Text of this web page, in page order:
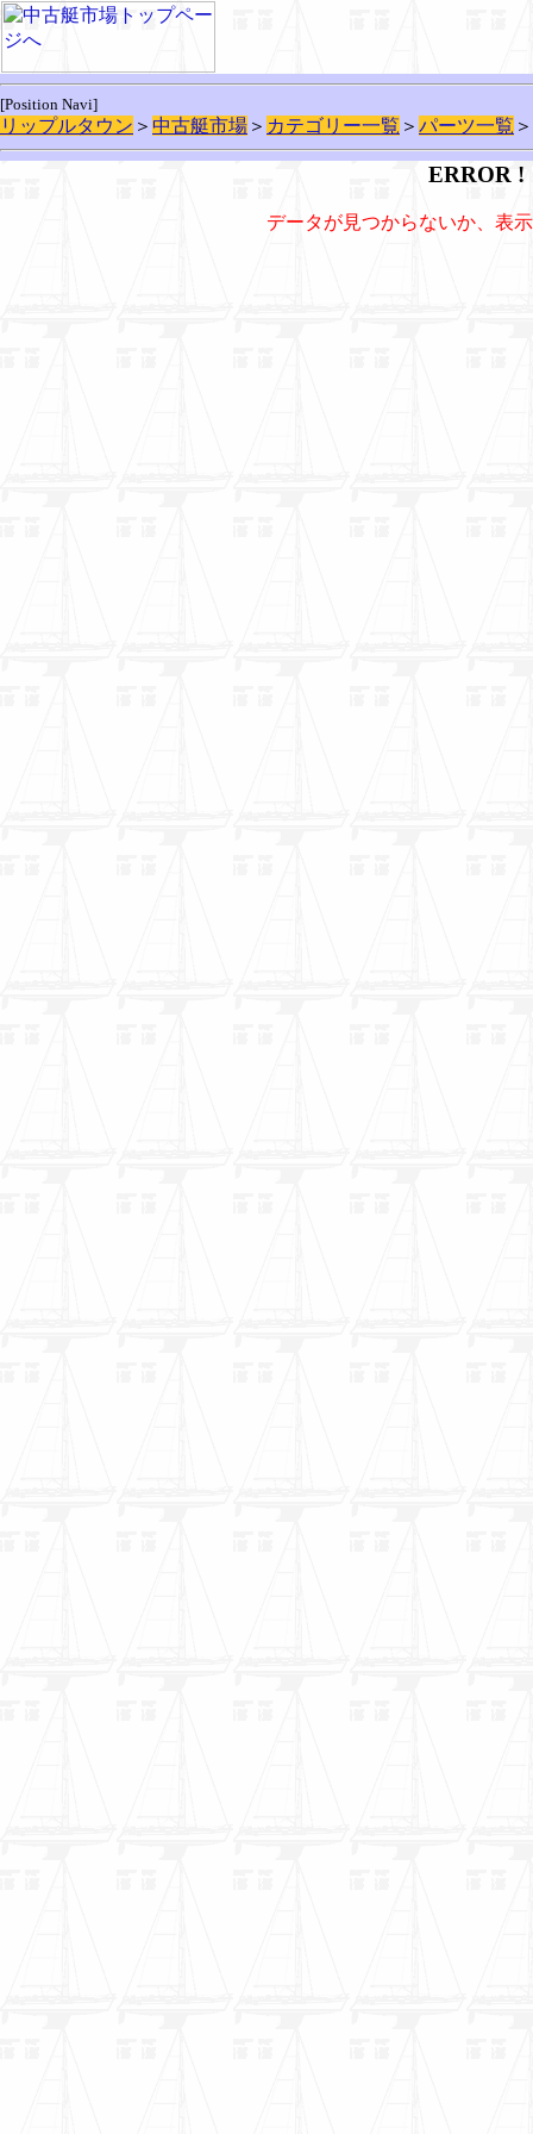
[Position Navi]
リップルタウン ＞ 中古艇市場 ＞ カテゴリー一覧 ＞ パーツ一覧
ERROR !
データが見つからないか、表